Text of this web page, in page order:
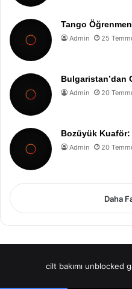
Tango
Admin 25
Bulgaristan’dan
Admin 20
Bozüyük
Admin 20
Daha
cilt bakımı unblocked